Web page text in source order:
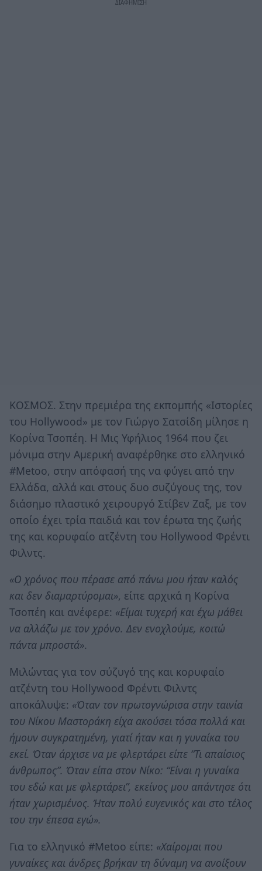
ΚΟΣΜΟΣ. Στην πρεμιέρα της εκπομπής «Ιστορίες
του Hollywood» με τον Γιώργο Σατσίδη μίλησε η
Κορίνα Τσοπέη. Η Μις Υφήλιος 1964 που ζει
μόνιμα στην Αμερική αναφέρθηκε στο ελληνικό
#Metoo, στην απόφασή της να φύγει από την
Ελλάδα, αλλά και στους δυο συζύγους της, τον
διάσημο πλαστικό χειρουργό Στίβεν Ζαξ, με τον
οποίο έχει τρία παιδιά και τον έρωτα της ζωής
της και κορυφαίο ατζέντη του Hollywood Φρέντι
Φιλντς.
«Ο χρόνος που πέρασε από πάνω μου ήταν καλός
και δεν διαμαρτύρομαι», είπε αρχικά η Κορίνα
Τσοπέη και ανέφερε: «Είμαι τυχερή και έχω μάθει
να αλλάζω με τον χρόνο. Δεν ενοχλούμε, κοιτώ
πάντα μπροστά».
Μιλώντας για τον σύζυγό της και κορυφαίο
ατζέντη του Hollywood Φρέντι Φιλντς
αποκάλυψε: «Όταν τον πρωτογνώρισα στην ταινία
του Νίκου Μαστοράκη είχα ακούσει τόσα πολλά και
ήμουν συγκρατημένη, γιατί ήταν και η γυναίκα του
εκεί. Όταν άρχισε να με φλερτάρει είπε “Τι απαίσιος
άνθρωπος”. Όταν είπα στον Νίκο: “Είναι η γυναίκα
του εδώ και με φλερτάρει”, εκείνος μου απάντησε ότι
ήταν χωρισμένος. Ήταν πολύ ευγενικός και στο τέλος
του την έπεσα εγώ».
Για το ελληνικό #Metoo είπε: «Χαίρομαι που
γυναίκες και άνδρες βρήκαν τη δύναμη να ανοίξουν